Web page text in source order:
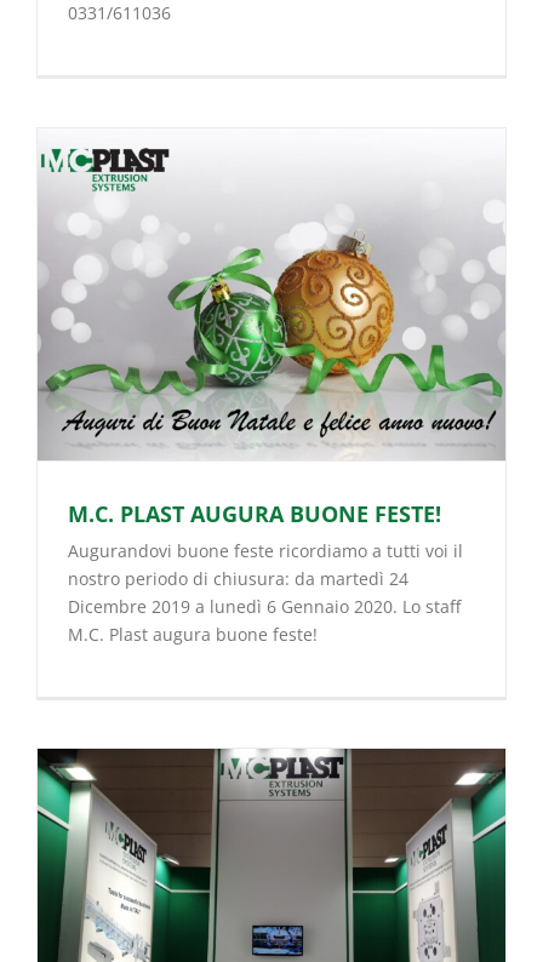
0331/611036
M.C. PLAST AUGURA BUONE FESTE!
Augurandovi buone feste ricordiamo a tutti voi il
nostro periodo di chiusura: da martedì 24
Dicembre 2019 a lunedì 6 Gennaio 2020. Lo staff
M.C. Plast augura buone feste!